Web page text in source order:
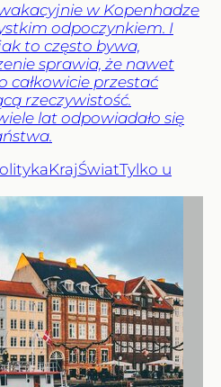
w Kopenhadze
odpoczynkiem. I
to często bywa,
sprawia, że nawet
całkowicie przestać
rzeczywistość.
lat odpowiadało się
KrajŚwiatTylko u